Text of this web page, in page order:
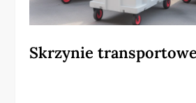
Skrzynie